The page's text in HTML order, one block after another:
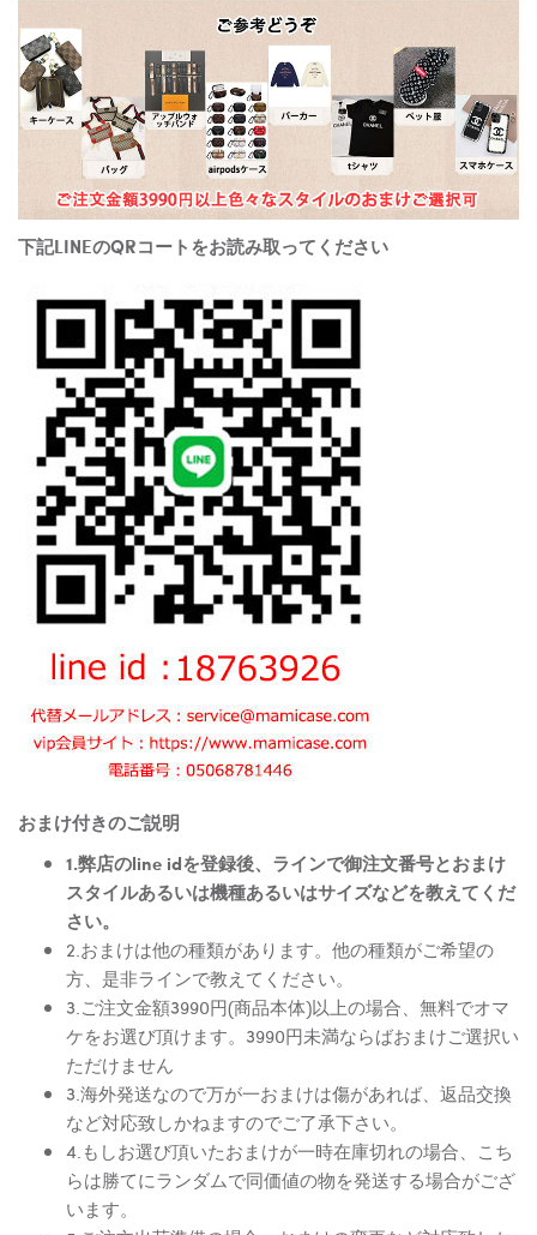
下記LINEのQRコートをお読み取ってください
おまけ付きのご説明
1.弊店のline idを登録後、ラインで御注文番号とおまけ
スタイルあるいは機種あるいはサイズなどを教えてくだ
さい。
2.おまけは他の種類があります。他の種類がご希望の
方、是非ラインで教えてください。
3.ご注文金額3990円(商品本体)以上の場合、無料でオマ
ケをお選び頂けます。3990円未満ならばおまけご選択い
ただけません
3.海外発送なので万が一おまけは傷があれば、返品交換
など対応致しかねますのでご了承下さい。
4.もしお選び頂いたおまけが一時在庫切れの場合、こち
らは勝てにランダムで同価値の物を発送する場合がござ
います。